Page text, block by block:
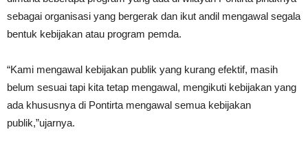
sebagai organisasi yang bergerak dan ikut andil mengawal segala
bentuk kebijakan atau program pemda.
“Kami mengawal kebijakan publik yang kurang efektif, masih
belum sesuai tapi kita tetap mengawal, mengikuti kebijakan yang
ada khususnya di Pontirta mengawal semua kebijakan
publik,”ujarnya.